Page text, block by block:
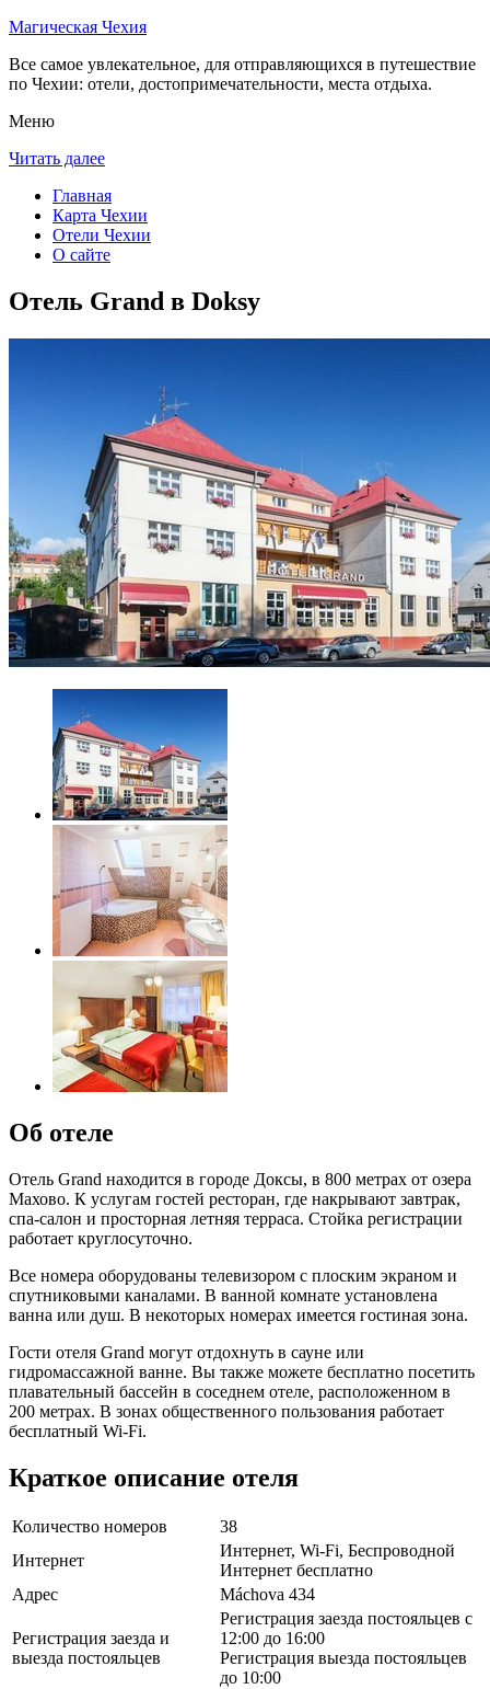
Магическая Чехия
Все самое увлекательное, для отправляющихся в путешествие
по Чехии: отели, достопримечательности, места отдыха.
Меню
Читать далее
Главная
Карта Чехии
Отели Чехии
О сайте
Отель Grand в Doksy
Об отеле
Отель Grand находится в городе Доксы, в 800 метрах от озера
Махово. К услугам гостей ресторан, где накрывают завтрак,
спа-салон и просторная летняя терраса. Стойка регистрации
работает круглосуточно.
Все номера оборудованы телевизором с плоским экраном и
спутниковыми каналами. В ванной комнате установлена
ванна или душ. В некоторых номерах имеется гостиная зона.
Гости отеля Grand могут отдохнуть в сауне или
гидромассажной ванне. Вы также можете бесплатно посетить
плавательный бассейн в соседнем отеле, расположенном в
200 метрах. В зонах общественного пользования работает
бесплатный Wi-Fi.
Краткое описание отеля
Количество номеров
38
Интернет
Интернет, Wi-Fi, Беспроводной
Интернет бесплатно
Адрес
Máchova 434
Регистрация заезда и
выезда постояльцев
Регистрация заезда постояльцев с
12:00 до 16:00
Регистрация выезда постояльцев
до 10:00